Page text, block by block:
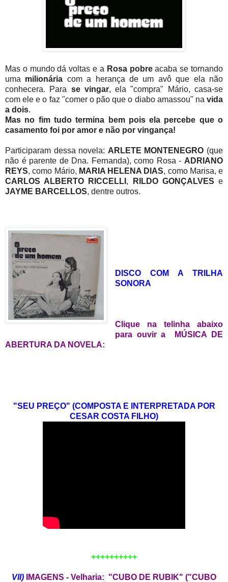
Mas o mundo dá voltas e a Rosa pobreacaba se tornando
uma milionária com a herança de um avô que ela não
conhecera. Para se vingar, ela "compra" Mário, casa-se
com ele e o faz "comer o pão que o diabo amassou" na vida
a dois.
Mas no fim tudo termina bem pois ela percebe que o
casamento foi por amor e não por vingança!
Participaram dessa novela: ARLETE MONTENEGRO (que
não é parente de Dna. Fernanda), como Rosa - ADRIANO
REYS, como Mário, MARIA HELENA DIAS, como Marisa, e
CARLOS ALBERTO RICCELLI , RILDO GONÇALVES e
JAYME BARCELLOS, dentre outros.
DISCO COM A TRILHA
SONORA
Clique na telinha abaixo
para ouvir a MÚSICA DE
ABERTURA DA NOVELA:
"SEU PREÇO" (COMPOSTA E INTERPRETADA POR
CESAR COSTA FILHO)
++++++++++
VII)
IMAGENS - Velharia: "CUBO DE RUBIK" ("CUBO